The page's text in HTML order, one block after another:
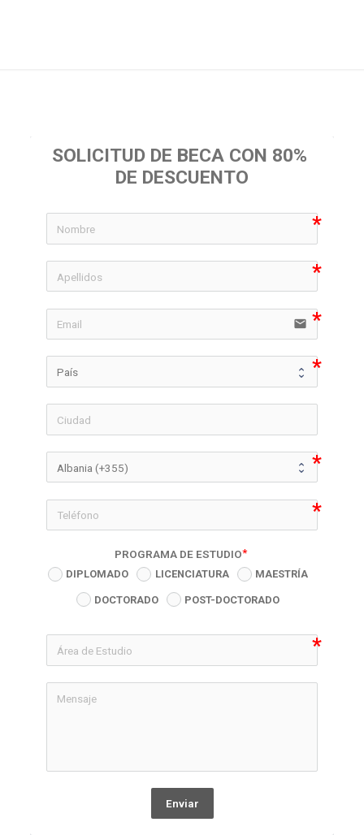
SOLICITUD DE BECA CON 80%
DE DESCUENTO
icon-
icon-
email
icon-
PROGRAMA DE ESTUDIO
DIPLOMADO LICENCIATURA MAESTRÍA
DOCTORADO POST-DOCTORADO
Enviar